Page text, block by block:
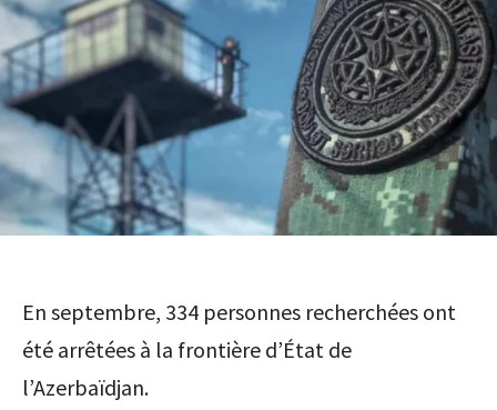
En septembre, 334 personnes recherchées ont
été arrêtées à la frontière d’État de
l’Azerbaïdjan.